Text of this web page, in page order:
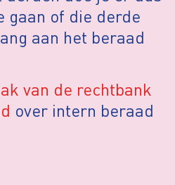
gaan of die derde
aan het beraad
van de rechtbank
over intern beraad